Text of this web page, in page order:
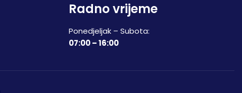
Radno vrijeme
Ponedjeljak – Subota:
07:00 – 16:00